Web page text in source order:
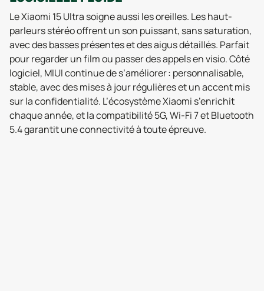
Le Xiaomi 15 Ultra soigne aussi les oreilles. Les haut-
parleurs stéréo offrent un son puissant, sans saturation,
avec des basses présentes et des aigus détaillés. Parfait
pour regarder un film ou passer des appels en visio. Côté
logiciel, MIUI continue de s’améliorer : personnalisable,
stable, avec des mises à jour régulières et un accent mis
sur la confidentialité. L’écosystème Xiaomi s’enrichit
chaque année, et la compatibilité 5G, Wi-Fi 7 et Bluetooth
5.4 garantit une connectivité à toute épreuve.